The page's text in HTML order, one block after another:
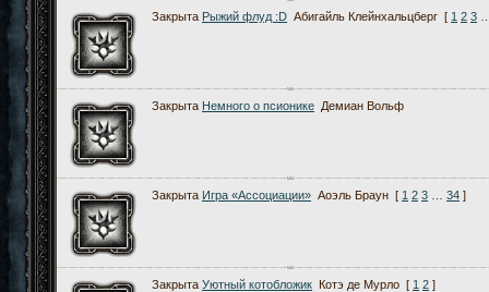
Закрыта Рыжий флуд :D Абигайль Клейнхальцберг [ 1 2 3
Закрыта Немного о псионике Демиан Вольф
Закрыта Игра «Ассоциации» Аоэль Браун [ 1 2 3 34 ]
Закрыта Уютный котобложик Котэ де Мурло [ 1 2 ]